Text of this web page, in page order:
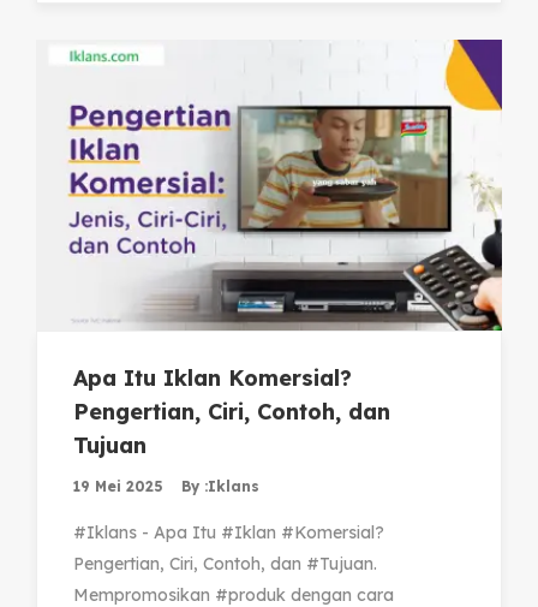
Apa Itu Iklan Komersial?
Pengertian, Ciri, Contoh, dan
Tujuan
19 Mei 2025 By :Iklans
#Iklans - Apa Itu #Iklan #Komersial?
Pengertian, Ciri, Contoh, dan #Tujuan.
Mempromosikan #produk dengan cara